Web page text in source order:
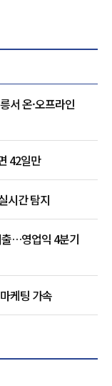
서 온·오프라인
42일만
시간 탐지
출…영업익 4분기
케팅 가속